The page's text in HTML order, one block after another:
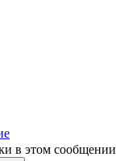
в этом сообщении